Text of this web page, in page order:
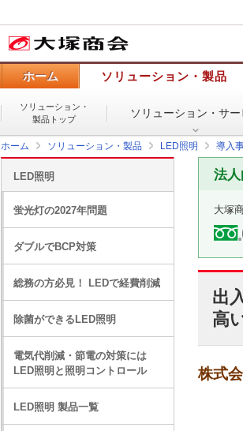
ホーム ソリューション・製品
ソリューション・
製品トップ
ソリューション・ サー
ホーム ソリューション・製品 LED照明 導入
法
大塚
出
高
株式
LED照明
蛍光灯の2027年問題
ダブルでBCP対策
総務の方必見！ LEDで経費削減
除菌ができるLED照明
電気代削減・節電の対策には
LED照明と照明コントロール
LED照明 製品一覧